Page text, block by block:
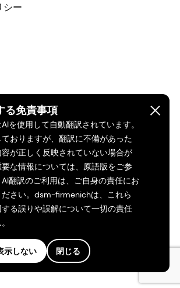
る免責事項
を使用して自動翻訳されています。
おりますが、翻訳に不備があった
容が正しく反映されていない場合が
な情報については、原語版をご参
翻訳のご利用は、ご自身の責任にお
ださい。dsm-firmenichは、これら
る誤りや誤解について一切の責任
示しない 閉じる
シー
明性
・ステートメント